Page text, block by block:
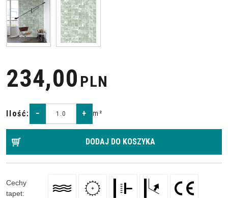
234,00 PLN
Ilość: − + m²
DODAJ DO KOSZYKA
Cechy
tapet: